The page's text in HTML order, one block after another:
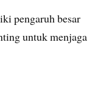
pengaruh besar
untuk menjaga